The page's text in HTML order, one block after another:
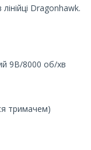
Dragonhawk.
9В/8000 об/хв
тримачем)